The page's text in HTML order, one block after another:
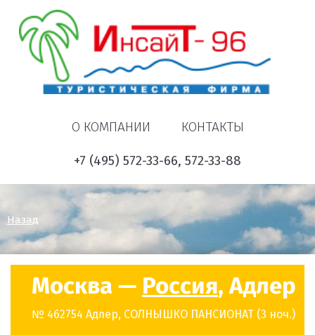
О КОМПАНИИ КОНТАКТЫ
+7 (495) 572-33-66, 572-33-88
Назад
Москва — Россия, Адлер
№ 462754 Адлер, СОЛНЫШКО ПАНСИОНАТ (3 ноч.)